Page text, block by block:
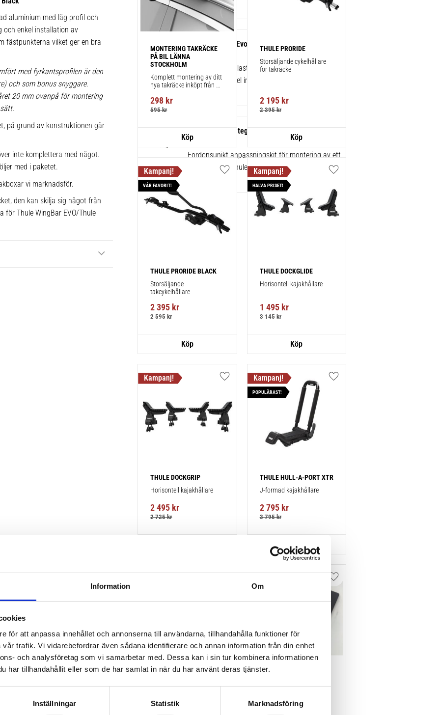
Information Om
för att anpassa innehållet och annonserna till användarna, tillhandahålla funktioner för
trafik. Vi vidarebefordrar även sådana identifierare och annan information från din enhet
och analysföretag som vi samarbetar med. Dessa kan i sin tur kombinera informationen
har tillhandahållit eller som de har samlat in när du har använt deras tjänster.
Inställningar Statistik Marknadsföring
aluminium med låg profil och
och enkel installation av
fästpunkterna vilket ger en bra
med fyrkantsprofilen är den
och som bonus snyggare.
20 mm ovanpå för montering
på grund av konstruktionen går
inte komplettera med något.
med i paketet.
vi marknadsför.
den kan skilja sig något från
för Thule WingBar EVO/Thule
1 st
Thule WingBar Evo Black 135 cm 2-pack
711420
Aerodynamiska lasthållare för exceptionellt tyst
körning och enkel installation av tillbehör.
Thule Kitsats integrerad reling/flush rails 4-
pack – 186049
Fordonsunikt anpassningskit för montering av ett
takräcke från Thule.
MONTERING TAKRÄCKE
PÅ BIL LÄNNA
STOCKHOLM
Komplett montering av ditt
nya takräcke inköpt från
montering på din bil.
298 kr
595kr
THULE PRORIDE
Storsäljande cykelhållare
för takräcke
2 195kr
2 395kr
THULE PRORIDE BLACK
Storsäljande
takcykelhållare
2 395 kr
2 595kr
VÅR FAVORIT!
Lägg till i favoriter
THULE DOCKGLIDE
Horisontell kajakhållare
1 495kr
3 145kr
HALVA PRISET!
Lägg till i favoriter
THULE DOCKGRIP
Horisontell kajakhållare
2 495 kr
2 725kr
Lägg till i favoriter
THULE HULL-A-PORT XTR
J-formad kajakhållare
2 795kr
3 795kr
POPULÄRAST!
Lägg till i favoriter
MONTERINGSSATS U-
100 MM 4-PACK
Lägg till i favoriter
SPÅRSADAPTER 20X24
Nytt takräcke, nya fästen
Lägg till i favoriter